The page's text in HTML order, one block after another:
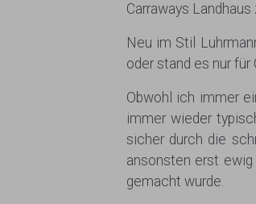
Carraways
Neu im Stil
oder stand es nur
Obwohl ich immer
immer wieder
sicher durch die
ansonsten erst
gemacht wurde.